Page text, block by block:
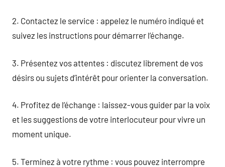
2. Contactez le service : appelez le numéro indiqué et
suivez les instructions pour démarrer l’échange.
3. Présentez vos attentes : discutez librement de vos
désirs ou sujets d’intérêt pour orienter la conversation.
4. Profitez de l’échange : laissez-vous guider par la voix
et les suggestions de votre interlocuteur pour vivre un
moment unique.
5. Terminez à votre rythme : vous pouvez interrompre